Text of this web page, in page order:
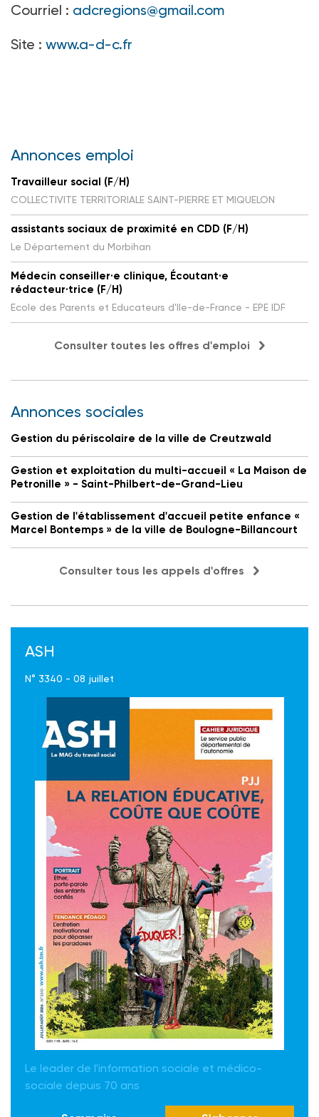
Courriel : adcregions@gmail.com
Site : www.a-d-c.fr
Annonces emploi
Travailleur social (F/H)
COLLECTIVITE TERRITORIALE SAINT-PIERRE ET MIQUELON
assistants sociaux de proximité en CDD (F/H)
Le Département du Morbihan
Médecin conseiller·e clinique, Écoutant·e
rédacteur·trice (F/H)
Ecole des Parents et Educateurs d'Ile-de-France - EPE IDF
Consulter toutes les offres d'emploi
Annonces sociales
Gestion du périscolaire de la ville de Creutzwald
Gestion et exploitation du multi-accueil « La Maison de
Petronille » - Saint-Philbert-de-Grand-Lieu
Gestion de l'établissement d'accueil petite enfance «
Marcel Bontemps » de la ville de Boulogne-Billancourt
Consulter tous les appels d'offres
ASH
N° 3340 - 08 juillet
Le leader de l'information sociale et médico-
sociale depuis 70 ans